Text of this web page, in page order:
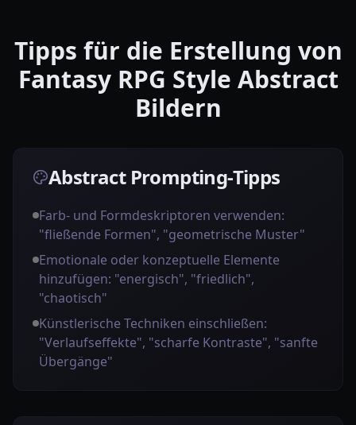
Tipps für die Erstellung von
Fantasy RPG Style Abstract
Bildern
Abstract Prompting-Tipps
Farb- und Formdeskriptoren verwenden:
"fließende Formen", "geometrische Muster"
Emotionale oder konzeptuelle Elemente
hinzufügen: "energisch", "friedlich",
"chaotisch"
Künstlerische Techniken einschließen:
"Verlaufseffekte", "scharfe Kontraste", "sanfte
Übergänge"